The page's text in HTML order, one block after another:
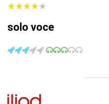
★★★★★
★★★★★
solo voce